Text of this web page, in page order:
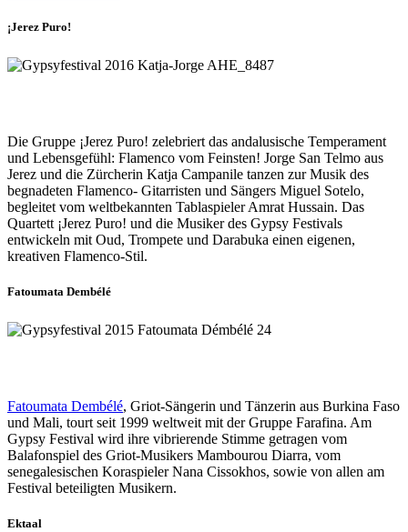
¡Jerez Puro!
Die Gruppe ¡Jerez Puro! zelebriert das andalusische Temperament
und Lebensgefühl: Flamenco vom Feinsten! Jorge San Telmo aus
Jerez und die Zürcherin Katja Campanile tanzen zur Musik des
begnadeten Flamenco- Gitarristen und Sängers Miguel Sotelo,
begleitet vom weltbekannten Tablaspieler Amrat Hussain. Das
Quartett ¡Jerez Puro! und die Musiker des Gypsy Festivals
entwickeln mit Oud, Trompete und Darabuka einen eigenen,
kreativen Flamenco-Stil.
Fatoumata Dembélé
Fatoumata Dembélé, Griot-Sängerin und Tänzerin aus Burkina Faso
und Mali, tourt seit 1999 weltweit mit der Gruppe Farafina. Am
Gypsy Festival wird ihre vibrierende Stimme getragen vom
Balafonspiel des Griot-Musikers Mambourou Diarra, vom
senegalesischen Koraspieler Nana Cissokhos, sowie von allen am
Festival beteiligten Musikern.
Ektaal